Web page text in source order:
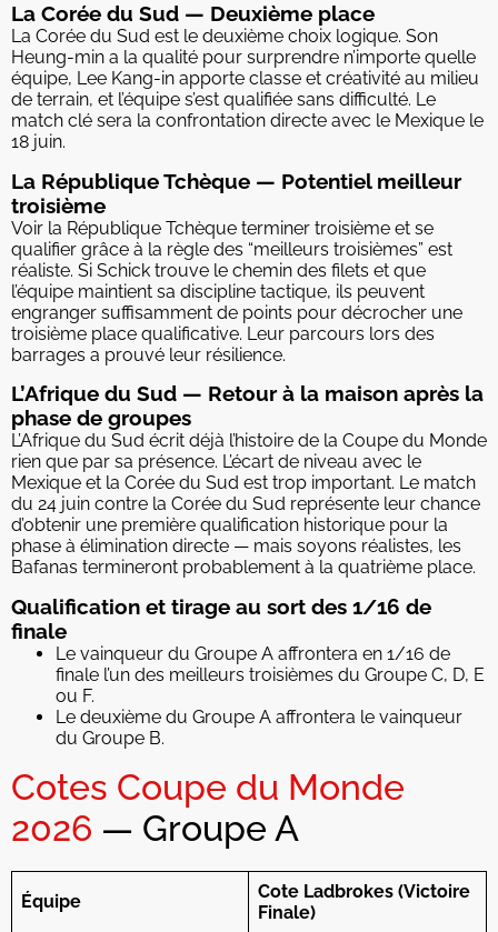
La Corée du Sud — Deuxième place
La Corée du Sud est le deuxième choix logique. Son
Heung-min a la qualité pour surprendre n’importe quelle
équipe, Lee Kang-in apporte classe et créativité au milieu
de terrain, et l’équipe s’est qualifiée sans difficulté. Le
match clé sera la confrontation directe avec le Mexique le
18 juin.
La République Tchèque — Potentiel meilleur
troisième
Voir la République Tchèque terminer troisième et se
qualifier grâce à la règle des “meilleurs troisièmes” est
réaliste. Si Schick trouve le chemin des filets et que
l’équipe maintient sa discipline tactique, ils peuvent
engranger suffisamment de points pour décrocher une
troisième place qualificative. Leur parcours lors des
barrages a prouvé leur résilience.
L’Afrique du Sud — Retour à la maison après la
phase de groupes
L’Afrique du Sud écrit déjà l’histoire de la Coupe du Monde
rien que par sa présence. L’écart de niveau avec le
Mexique et la Corée du Sud est trop important. Le match
du 24 juin contre la Corée du Sud représente leur chance
d’obtenir une première qualification historique pour la
phase à élimination directe — mais soyons réalistes, les
Bafanas termineront probablement à la quatrième place.
Qualification et tirage au sort des 1/16 de
finale
Le vainqueur du Groupe A affrontera en 1/16 de
finale l’un des meilleurs troisièmes du Groupe C, D, E
ou F.
Le deuxième du Groupe A affrontera le vainqueur
du Groupe B.
Cotes Coupe du Monde
2026 — Groupe A
Équipe
Cote Ladbrokes (Victoire
Finale)